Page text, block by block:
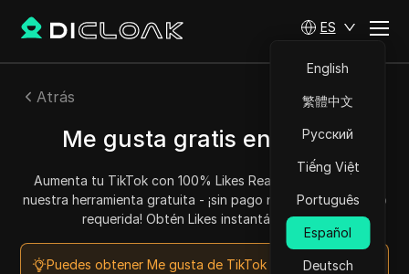
ES
English
繁體中文
Русский
Tiếng Việt
Português
Español
Deutsch
Atrás
Me gusta gratis en TikTok
Aumenta tu TikTok con 100% Likes Reales Gratis usando
nuestra herramienta gratuita - ¡sin pago ni tarjeta de crédito
requerida! Obtén Likes instantáneos hoy.
Puedes obtener Me gusta de TikTok gratis todos los